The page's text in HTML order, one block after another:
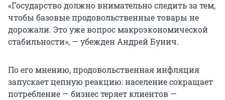
«Государство должно внимательно следить за тем,
чтобы базовые продовольственные товары не
дорожали. Это уже вопрос макроэкономической
стабильности», — убежден Андрей Бунич.
По его мнению, продовольственная инфляция
запускает цепную реакцию: население сокращает
потребление — бизнес теряет клиентов —